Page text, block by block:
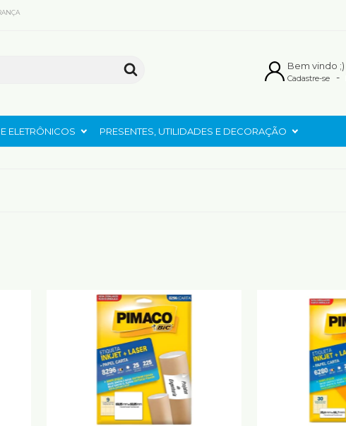
Bem vindo ;)
Cadastre-se -
ELETRÔNICOS PRESENTES, UTILIDADES E DECORAÇÃO